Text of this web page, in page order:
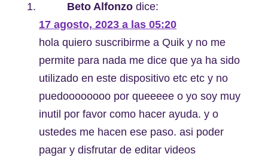
Beto Alfonzo dice:
17 agosto, 2023 a las 05:20
hola quiero suscribirme a Quik y no me
permite para nada me dice que ya ha sido
utilizado en este dispositivo etc etc y no
puedoooooooo por queeeee o yo soy muy
inutil por favor como hacer ayuda. y o
ustedes me hacen ese paso. asi poder
pagar y disfrutar de editar videos